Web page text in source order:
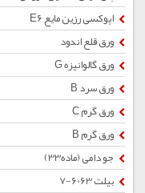
اپوکسی رزین مایع E6
ورق قلع اندود
ورق گالوانیزه G
ورق سرد B
ورق گرم C
ورق گرم B
جو دامی (ماده33)
بیلت 6063-7